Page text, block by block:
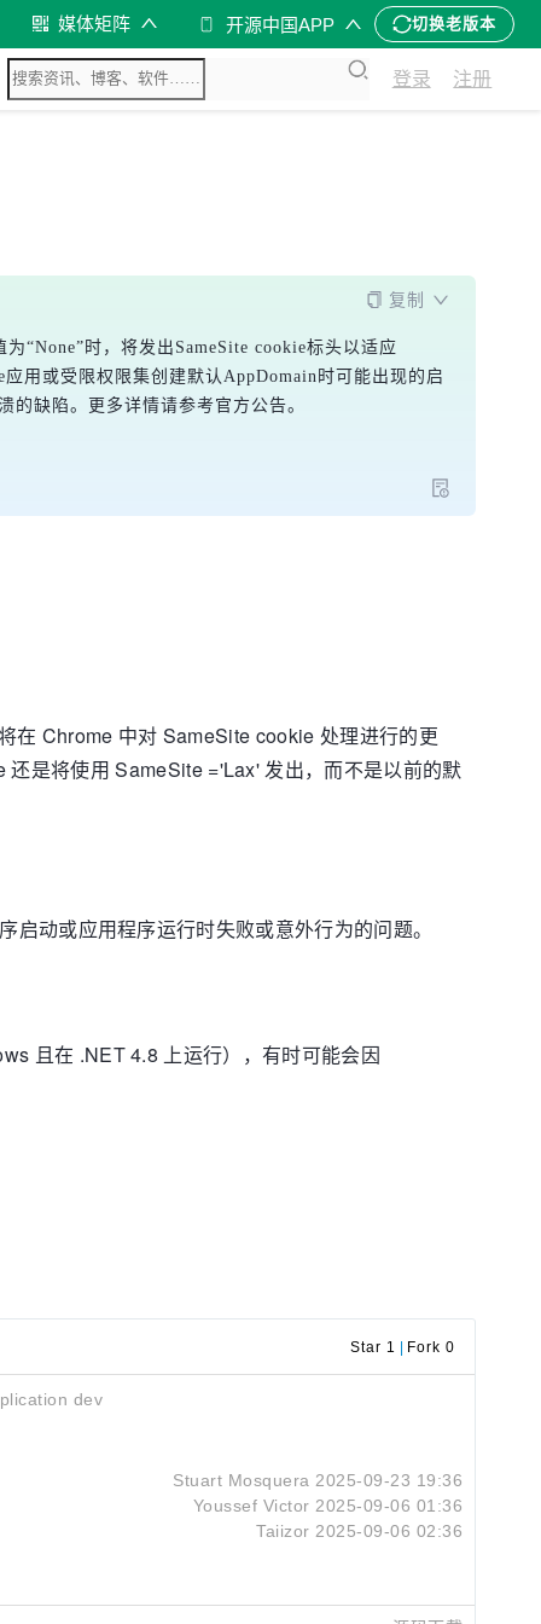
媒体矩阵 开源中国APP 切换老版本
登录 注册
复制
“None”时，将发出SameSite cookie标头以适应
用或受限权限集创建默认AppDomain时可能出现的启
缺陷。更多详情请参考官方公告。
在 Chrome 中对 SameSite cookie 处理进行的更
是将使用 SameSite ='Lax' 发出，而不是以前的默
动或应用程序运行时失败或意外行为的问题。
且在 .NET 4.8 上运行），有时可能会因
Star 1 Fork 0
dev
Stuart Mosquera 2025-09-23 19:36
Youssef Victor 2025-09-06 01:36
Taiizor 2025-09-06 02:36